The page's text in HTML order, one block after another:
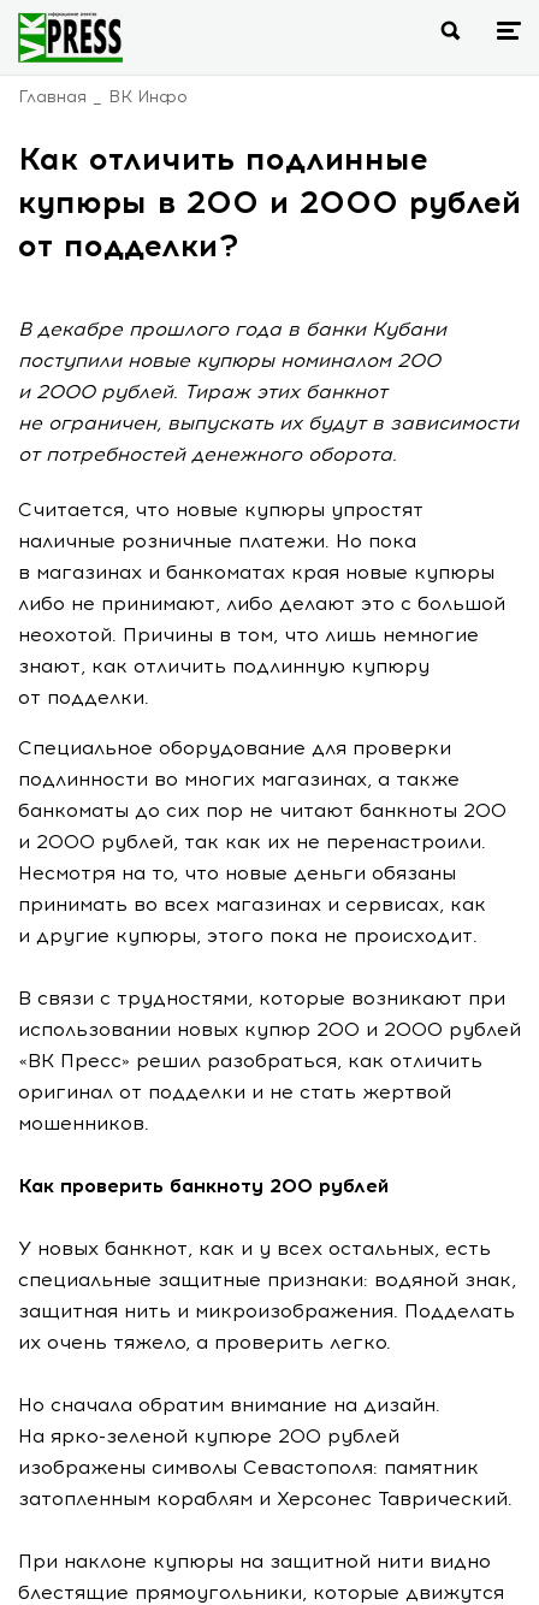
Главная ВК Инфо
Как отличить подлинные
купюры в 200 и 2000 рублей
от подделки?
В декабре прошлого года в банки Кубани
поступили новые купюры номиналом 200
и 2000 рублей. Тираж этих банкнот
не ограничен, выпускать их будут в зависимости
от потребностей денежного оборота.
Считается, что новые купюры упростят
наличные розничные платежи. Но пока
в магазинах и банкоматах края новые купюры
либо не принимают, либо делают это с большой
неохотой. Причины в том, что лишь немногие
знают, как отличить подлинную купюру
от подделки.
Специальное оборудование для проверки
подлинности во многих магазинах, а также
банкоматы до сих пор не читают банкноты 200
и 2000 рублей, так как их не перенастроили.
Несмотря на то, что новые деньги обязаны
принимать во всех магазинах и сервисах, как
и другие купюры, этого пока не происходит.
В связи с трудностями, которые возникают при
использовании новых купюр 200 и 2000 рублей
«ВК Пресс» решил разобраться, как отличить
оригинал от подделки и не стать жертвой
мошенников.
Как проверить банкноту 200 рублей
У новых банкнот, как и у всех остальных, есть
специальные защитные признаки: водяной знак,
защитная нить и микроизображения. Подделать
их очень тяжело, а проверить легко.
Но сначала обратим внимание на дизайн.
На ярко-зеленой купюре 200 рублей
изображены символы Севастополя: памятник
затопленным кораблям и Херсонес Таврический.
При наклоне купюры на защитной нити видно
блестящие прямоугольники, которые движутся